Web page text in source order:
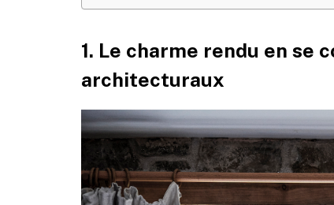
1. Le charme rendu en se
architecturaux